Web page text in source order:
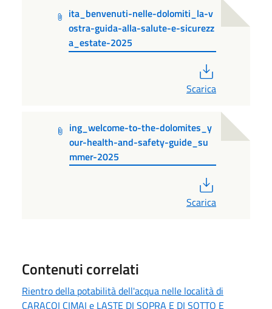
ita_benvenuti-nelle-dolomiti_la-v
ostra-guida-alla-salute-e-sicurezz
a_estate-2025
Scarica
ing_welcome-to-the-dolomites_y
our-health-and-safety-guide_su
mmer-2025
Scarica
Contenuti correlati
Rientro della potabilità dell'acqua nelle località di
CARACOI CIMAI e LASTE DI SOPRA E DI SOTTO E